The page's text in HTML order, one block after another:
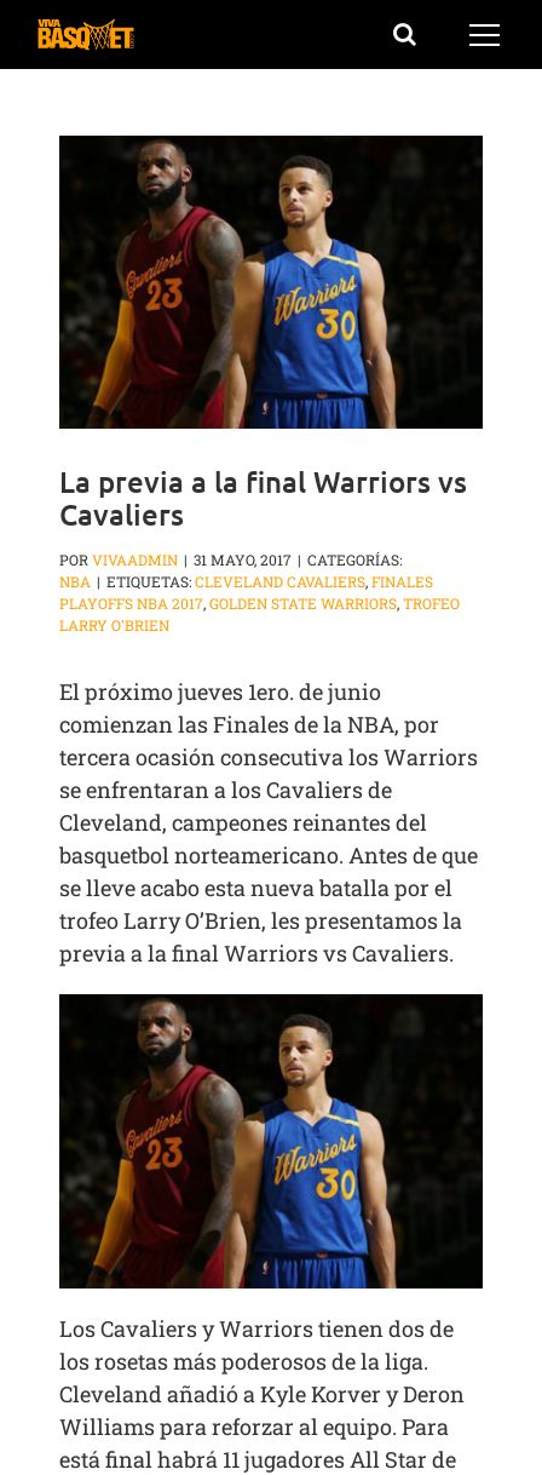
Saltar
La previa a la final Warriors vs
Cavaliers
PORVIVAADMIN | 31 MAYO, 2017 | CATEGORÍAS:
NBA | ETIQUETAS:CLEVELAND CAVALIERS,FINALES
PLAYOFFS NBA 2017,GOLDEN STATE WARRIORS,TROFEO
LARRY O'BRIEN
El próximo jueves 1ero. de junio
comienzan las Finales de la NBA, por
tercera ocasión consecutiva los Warriors
se enfrentaran a los Cavaliers de
Cleveland, campeones reinantes del
basquetbol norteamericano. Antes de que
se lleve acabo esta nueva batalla por el
trofeo Larry O’Brien, les presentamos la
previa a la final Warriors vs Cavaliers.
Los Cavaliers y Warriors tienen dos de
los rosetas más poderosos de la liga.
Cleveland añadió a Kyle Korver y Deron
Williams para reforzar al equipo. Para
está final habrá 11 jugadores All Star de